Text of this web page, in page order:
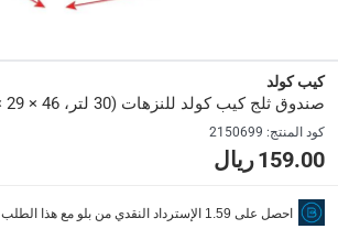
Delivery & Returns
delivery method
التوصيل المُتَتَبَّع: خلال 1 إلى 5 أيام عمل
طلبات الطرود: توصيل خلال 1 إلى 3 أيام عمل
كيب كولد
صندوق ثلج كيب كولد للنزهات (30 لتر، 46 × 29 × 38 سم)
كود المنتج:
2150699
159.00 ريال
احصل على 1.59 الإسترداد النقدي من بلو مع هذا الطلب